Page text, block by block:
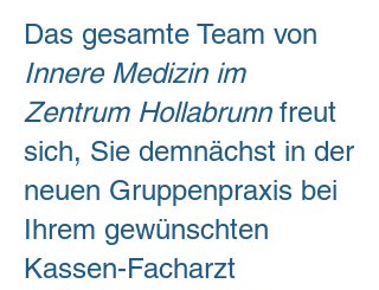
Das gesamte Team von
Innere Medizin im
Zentrum Hollabrunnfreut
sich, Sie demnächst in der
neuen Gruppenpraxis bei
Ihrem gewünschten
Kassen-Facharzt